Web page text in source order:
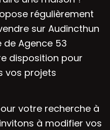
régulièrement
sur Audincthun
de Agence 53
disposition pour
vos projets
votre recherche à
invitons à modifier vos